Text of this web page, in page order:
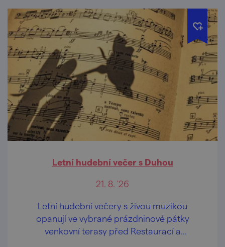
Letní hudební večer s Duhou
21. 8. '26
Letní hudební večery s živou muzikou
opanují ve vybrané prázdninové pátky
venkovní terasy před Restaurací a